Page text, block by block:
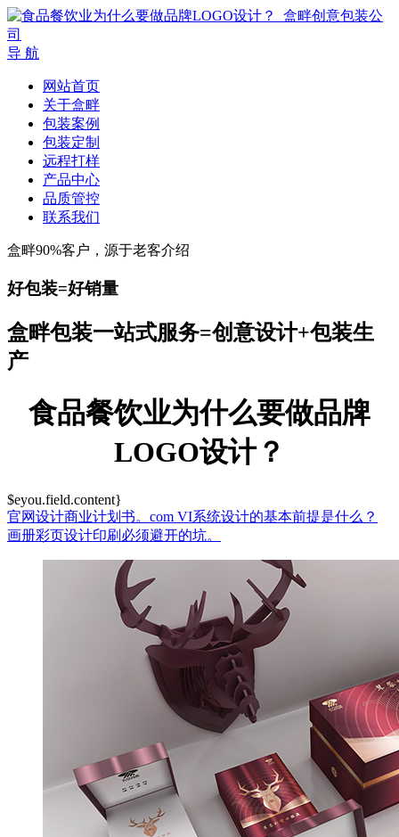
导 航
网站首页
关于盒畔
包装案例
包装定制
远程打样
产品中心
品质管控
联系我们
盒畔90%客户，源于老客介绍
好包装=好销量
盒畔包装一站式服务=创意设计+包装生
产
食品餐饮业为什么要做品牌
LOGO设计？
$eyou.field.content}
官网设计商业计划书。com VI系统设计的基本前提是什么？
画册彩页设计印刷必须避开的坑。